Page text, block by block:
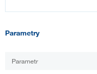
Parametry
Parametr